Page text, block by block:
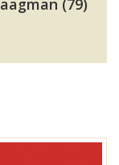
(79)